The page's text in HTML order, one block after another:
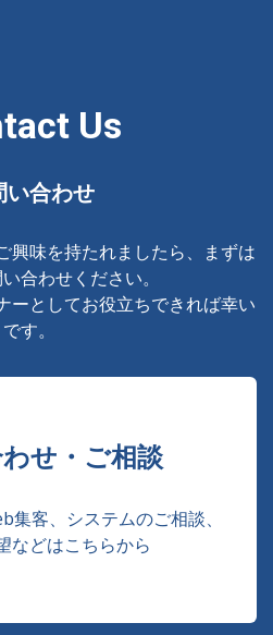
Us
い合わせ
興味を持たれましたら、まずは
合わせください。
ーとしてお役立ちできれば幸い
です。
せ・ご相談
客、システムのご相談、
などはこちらから